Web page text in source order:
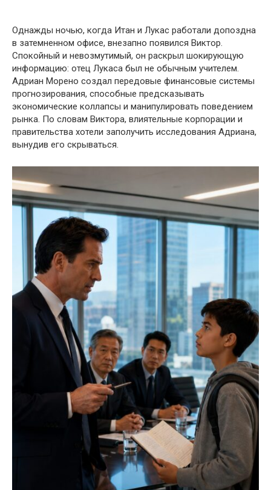
Однажды ночью, когда Итан и Лукас работали допоздна
в затемненном офисе, внезапно появился Виктор.
Спокойный и невозмутимый, он раскрыл шокирующую
информацию: отец Лукаса был не обычным учителем.
Адриан Морено создал передовые финансовые системы
прогнозирования, способные предсказывать
экономические коллапсы и манипулировать поведением
рынка. По словам Виктора, влиятельные корпорации и
правительства хотели заполучить исследования Адриана,
вынудив его скрываться.